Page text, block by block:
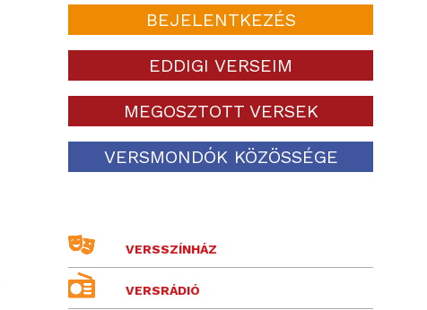
BEJELENTKEZÉS
EDDIGI VERSEIM
MEGOSZTOTT VERSEK
VERSMONDÓK KÖZÖSSÉGE
VERSSZÍNHÁZ
VERSRÁDIÓ